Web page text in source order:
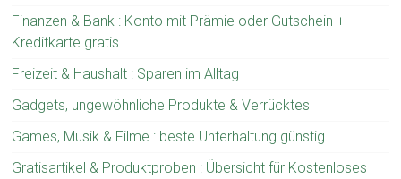
Finanzen & Bank : Konto mit Prämie oder Gutschein +
Kreditkarte gratis
Freizeit & Haushalt : Sparen im Alltag
Gadgets, ungewöhnliche Produkte & Verrücktes
Games, Musik & Filme : beste Unterhaltung günstig
Gratisartikel & Produktproben : Übersicht für Kostenloses